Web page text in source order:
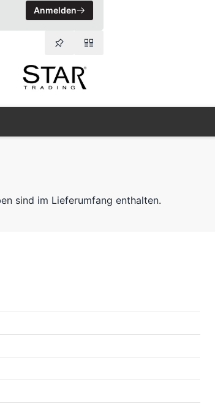
Anmelden
sind im Lieferumfang enthalten.